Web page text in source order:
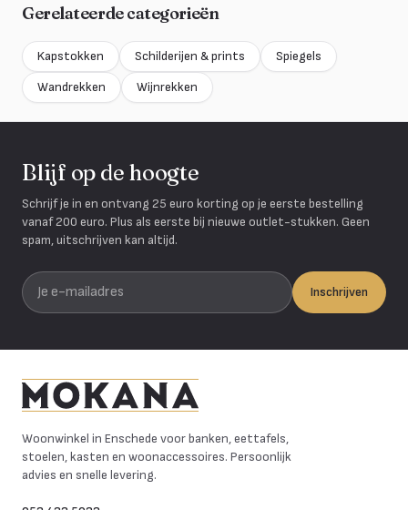
Gerelateerde categorieën
Kapstokken Schilderijen & prints
Spiegels
Wandrekken
Wijnrekken
Blijf op de hoogte
Schrijf je in en ontvang 25 euro korting op je eerste bestelling
vanaf 200 euro. Plus als eerste bij nieuwe outlet-stukken. Geen
spam, uitschrijven kan altijd.
Je e-mailadres
Inschrijven
Woonwinkel in Enschede voor banken, eettafels,
stoelen, kasten en woonaccessoires. Persoonlijk
advies en snelle levering.